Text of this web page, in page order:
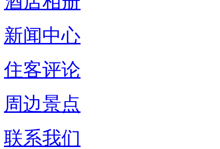
新闻中心
住客评论
周边景点
联系我们